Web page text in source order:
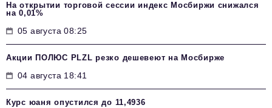
На открытии торговой сессии индекс Мосбиржи снижался
на 0,01%
05 августа 08:25
Акции ПОЛЮС PLZL резко дешевеют на Мосбирже
04 августа 18:41
Курс юаня опустился до 11,4936